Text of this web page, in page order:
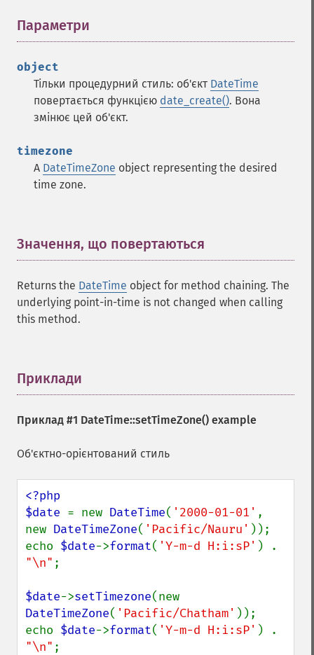
Параметри
object
Тільки процедурний стиль: об'єкт DateTime
повертається функцією date_create(). Вона
змінює цей об'єкт.
timezone
A DateTimeZone object representing the desired
time zone.
Значення, що повертаються
Returns the DateTime object for method chaining. The
underlying point-in-time is not changed when calling
this method.
Приклади
Приклад #1 DateTime::setTimeZone() example
Об'єктно-орієнтований стиль
<?php
$date = new DateTime( '2000-01-01' ,
new DateTimeZone( 'Pacific/Nauru' ));
echo $date->format( 'Y-m-d H:i:sP'
"\n" ;
$date->setTimezone
DateTimeZone( 'Pacific/Chatham' ));
echo $date->format( 'Y-m-d H:i:sP'
"\n" ;